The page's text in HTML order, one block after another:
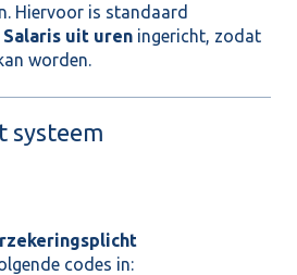
Hiervoor is standaard
Salaris uit uren ingericht, zodat
worden.
systeem
codes in: